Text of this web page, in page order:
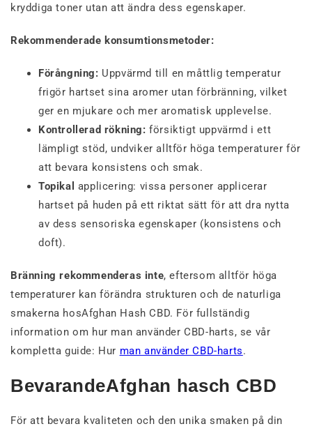
kryddiga toner utan att ändra dess egenskaper.
Rekommenderade konsumtionsmetoder:
Förångning: Uppvärmd till en måttlig temperatur
frigör hartset sina aromer utan förbränning, vilket
ger en mjukare och mer aromatisk upplevelse.
Kontrollerad rökning: försiktigt uppvärmd i ett
lämpligt stöd, undviker alltför höga temperaturer för
att bevara konsistens och smak.
Topikal applicering: vissa personer applicerar
hartset på huden på ett riktat sätt för att dra nytta
av dess sensoriska egenskaper (konsistens och
doft).
Bränning rekommenderas inte, eftersom alltför höga
temperaturer kan förändra strukturen och de naturliga
smakerna hosAfghan Hash CBD. För fullständig
information om hur man använder CBD-harts, se vår
kompletta guide: Hur man använder CBD-harts.
BevarandeAfghan hasch CBD
För att bevara kvaliteten och den unika smaken på din